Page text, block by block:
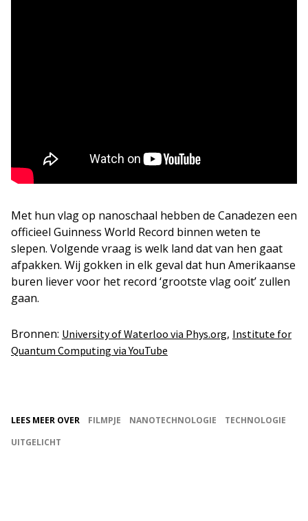
Met hun vlag op nanoschaal hebben de Canadezen een
officieel Guinness World Record binnen weten te
slepen. Volgende vraag is welk land dat van hen gaat
afpakken. Wij gokken in elk geval dat hun Amerikaanse
buren liever voor het record ‘grootste vlag ooit’ zullen
gaan.
Bronnen: University of Waterloo via Phys.org, Institute for
Quantum Computing via YouTube
LEES MEER OVER FILMPJE NANOTECHNOLOGIE
TECHNOLOGIE
UITGELICHT